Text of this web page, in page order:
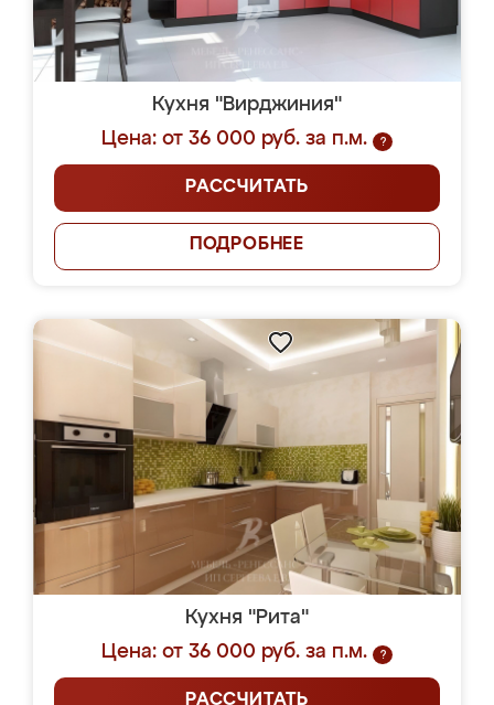
Кухня "Вирджиния"
Цена: от 36 000 руб. за п.м.
?
РАССЧИТАТЬ
ПОДРОБНЕЕ
Кухня "Рита"
Цена: от 36 000 руб. за п.м.
?
РАССЧИТАТЬ